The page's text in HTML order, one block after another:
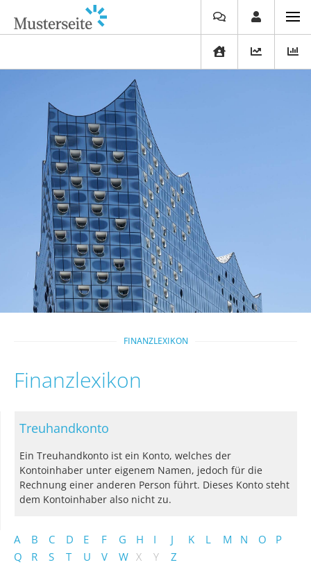
FINANZLEXIKON
Finanzlexikon
A B C D E F G H I J K L M N O
P
Q
R S T U V W X Y Z
Treuhandkonto
Ein Treuhandkonto ist ein Konto, welches der
Kontoinhaber unter eigenem Namen, jedoch für die
Rechnung einer anderen Person führt. Dieses Konto steht
dem Kontoinhaber also nicht zu.